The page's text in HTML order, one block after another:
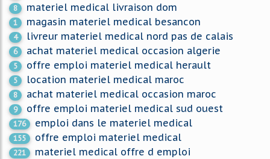
8 materiel medical livraison dom
1 magasin materiel medical besancon
4 livreur materiel medical nord pas de calais
6 achat materiel medical occasion algerie
5 offre emploi materiel medical herault
5 location materiel medical maroc
8 achat materiel medical occasion maroc
9 offre emploi materiel medical sud ouest
176 emploi dans le materiel medical
155 offre emploi materiel medical
221 materiel medical offre d emploi